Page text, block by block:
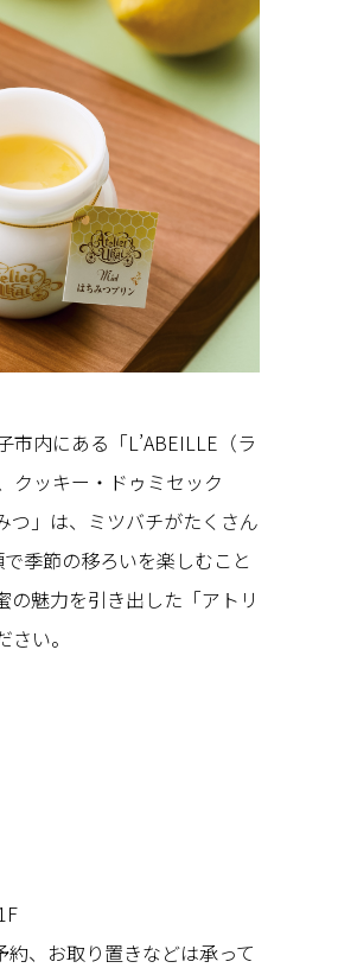
内にある「L’ABEILLE（ラ
クッキー・ドゥミセック
つ」は、ミツバチがたくさん
季節の移ろいを楽しむこと
魅力を引き出した「アトリ
い。
、お取り置きなどは承って